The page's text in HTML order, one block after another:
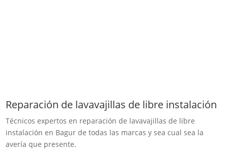
Reparación de lavavajillas de libre instalación
Técnicos expertos en reparación de lavavajillas de libre
instalación en Bagur de todas las marcas y sea cual sea la
avería que presente.